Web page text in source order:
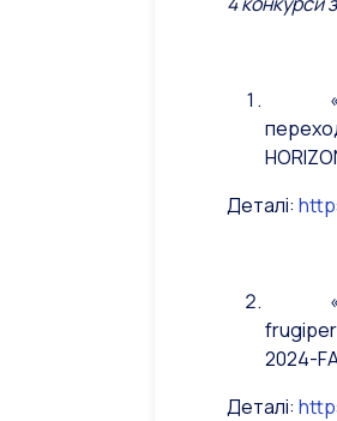
Деталі:
2024-
Деталі: